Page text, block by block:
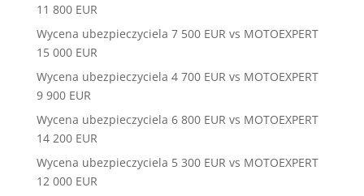
11 800 EUR
Wycena ubezpieczyciela 7 500 EUR vs MOTOEXPERT
15 000 EUR
Wycena ubezpieczyciela 4 700 EUR vs MOTOEXPERT
9 900 EUR
Wycena ubezpieczyciela 6 800 EUR vs MOTOEXPERT
14 200 EUR
Wycena ubezpieczyciela 5 300 EUR vs MOTOEXPERT
12 000 EUR